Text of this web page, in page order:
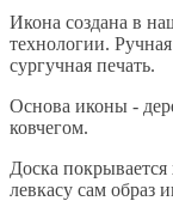
Икона создана в
технологии.
сургучная печать.
Основа иконы -
ковчегом.
Доска
левкасу сам образ